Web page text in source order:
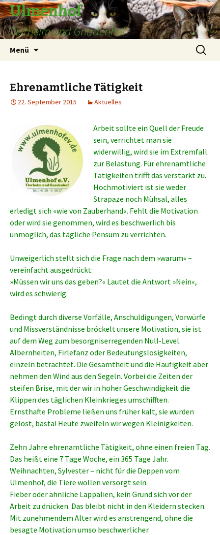
Ulmenhof
Tierheim und Gnadenhof
Menü
Suchen
nach:
Ehrenamtliche Tätigkeit
22. September 2015 Aktuelles
Arbeit sollte ein Quell der Freude
sein, verrichtet man sie
widerwillig, wird sie im Extremfall
zur Belastung. Für ehrenamtliche
Tätigkeiten trifft das verstärkt zu.
Hochmotiviert ist sie weder
Strapaze noch Mühsal, alles
erledigt sich «wie von Zauberhand«. Fehlt die Motivation
oder wird sie genommen, wird es beschwerlich bis
unmöglich, das tägliche Pensum zu verrichten.
Unweigerlich stellt sich die Frage nach dem »warum« –
vereinfacht ausgedrückt:
»Müssen wir uns das geben?« Lautet die Antwort »Nein«,
wird es schwierig.
Bedingt durch diverse Vorfälle, Anschuldigungen, Vorwürfe
und Missverständnisse bröckelt unsere Motivation, sie ist
auf dem Weg zum besorgniserregenden Null-Level.
Albernheiten, Firlefanz oder Bedeutungslosigkeiten,
einzeln betrachtet. Die Gesamtheit und die Häufigkeit aber
nehmen den Wind aus den Segeln. Vorbei die Zeiten der
steifen Brise, mit der wir in hoher Geschwindigkeit die
Klippen des täglichen Kleinkrieges umschifften.
Ernsthafte Probleme ließen uns früher kalt, sie wurden
gelöst, basta! Heute zweifeln wir wegen Kleinigkeiten.
Zehn Jahre ehrenamtliche Tätigkeit, ohne einen freien Tag.
Das heißt eine 7 Tage Woche, ein 365 Tage Jahr.
Weihnachten, Sylvester – nicht für die Deppen vom
Ulmenhof, die Tiere wollen versorgt sein.
Fieber oder ähnliche Lappalien, kein Grund sich vor der
Arbeit zu drücken. Das bleibt nicht in den Kleidern stecken.
Mit zunehmendem Alter wird es anstrengend, ohne die
besagte Motivation umso beschwerlicher.